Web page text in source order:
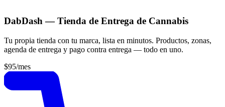
DabDash — Tienda de Entrega de Cannabis
Tu propia tienda con tu marca, lista en minutos. Productos, zonas,
agenda de entrega y pago contra entrega — todo en uno.
$95/mes